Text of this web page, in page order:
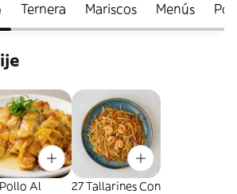
Ternera Mariscos Menús
Al
27 Tallarines Con